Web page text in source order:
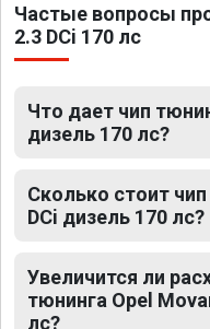
Частые вопросы
2.3 DCi 170 лс
Что дает чип
дизель 170 лс?
Сколько стоит
DCi дизель 170 лс?
Увеличится ли
тюнинга Opel
лс?